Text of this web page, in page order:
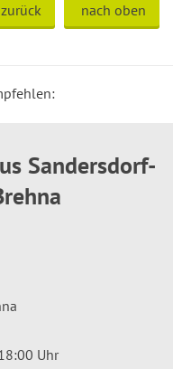
zurück nach oben
Sandersdorf-
Uhr